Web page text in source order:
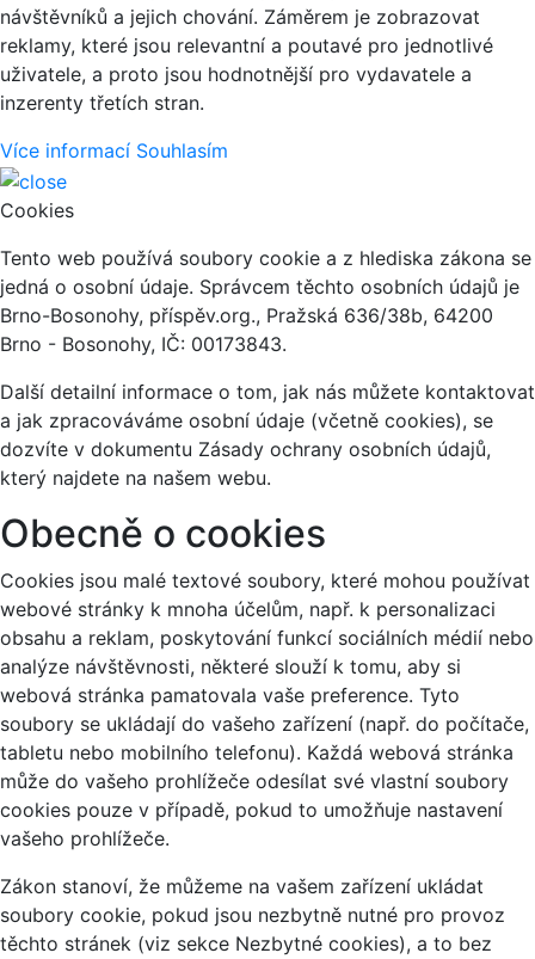
návštěvníků a jejich chování. Záměrem je zobrazovat
reklamy, které jsou relevantní a poutavé pro jednotlivé
uživatele, a proto jsou hodnotnější pro vydavatele a
inzerenty třetích stran.
Více informací Souhlasím
Cookies
Tento web používá soubory cookie a z hlediska zákona se
jedná o osobní údaje. Správcem těchto osobních údajů je
Brno-Bosonohy, příspěv.org., Pražská 636/38b, 64200
Brno - Bosonohy, IČ: 00173843.
Další detailní informace o tom, jak nás můžete kontaktovat
a jak zpracováváme osobní údaje (včetně cookies), se
dozvíte v dokumentu Zásady ochrany osobních údajů,
který najdete na našem webu.
Obecně o cookies
Cookies jsou malé textové soubory, které mohou používat
webové stránky k mnoha účelům, např. k personalizaci
obsahu a reklam, poskytování funkcí sociálních médií nebo
analýze návštěvnosti, některé slouží k tomu, aby si
webová stránka pamatovala vaše preference. Tyto
soubory se ukládají do vašeho zařízení (např. do počítače,
tabletu nebo mobilního telefonu). Každá webová stránka
může do vašeho prohlížeče odesílat své vlastní soubory
cookies pouze v případě, pokud to umožňuje nastavení
vašeho prohlížeče.
Zákon stanoví, že můžeme na vašem zařízení ukládat
soubory cookie, pokud jsou nezbytně nutné pro provoz
těchto stránek (viz sekce Nezbytné cookies), a to bez